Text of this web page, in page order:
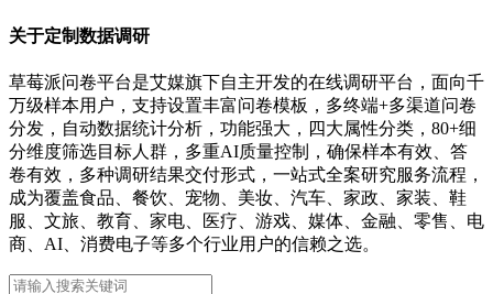
关于定制数据调研
草莓派问卷平台是艾媒旗下自主开发的在线调研平台，面向千
万级样本用户，支持设置丰富问卷模板，多终端+多渠道问卷
分发，自动数据统计分析，功能强大，四大属性分类，80+细
分维度筛选目标人群，多重AI质量控制，确保样本有效、答
卷有效，多种调研结果交付形式，一站式全案研究服务流程，
成为覆盖食品、餐饮、宠物、美妆、汽车、家政、家装、鞋
服、文旅、教育、家电、医疗、游戏、媒体、金融、零售、电
商、AI、消费电子等多个行业用户的信赖之选。